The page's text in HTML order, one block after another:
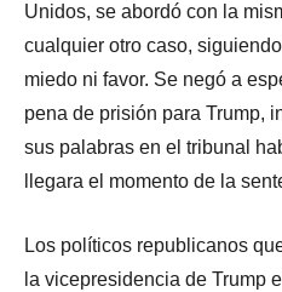
Unidos, se abordó con la
cualquier otro caso,
miedo ni favor. Se negó a
pena de prisión para Trump,
sus palabras en el tribunal
llegara el momento de la
Los políticos republicanos
la vicepresidencia de Trump